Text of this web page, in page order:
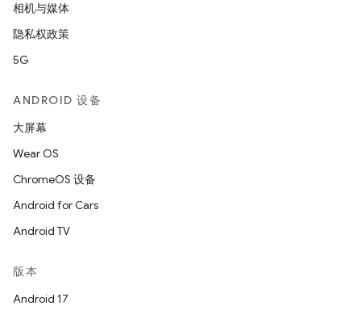
相机与媒体
隐私权政策
5G
ANDROID 设备
大屏幕
Wear OS
ChromeOS 设备
Android for Cars
Android TV
版本
Android 17